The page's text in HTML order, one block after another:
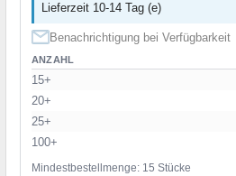
Lieferzeit 10-14 Tag (e)
Benachrichtigung bei Verfügbarkeit
ANZAHL
15+
20+
25+
100+
Mindestbestellmenge: 15 Stücke